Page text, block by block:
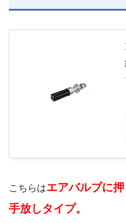
こちらはエアバルブに
手放しタイプ。